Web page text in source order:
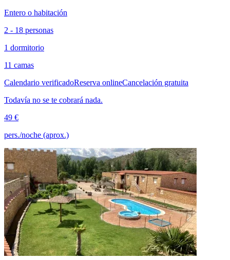
Entero o habitación
2 - 18 personas
1 dormitorio
11 camas
Calendario verificadoReserva onlineCancelación gratuita
Todavía no se te cobrará nada.
49 €
pers./noche (aprox.)